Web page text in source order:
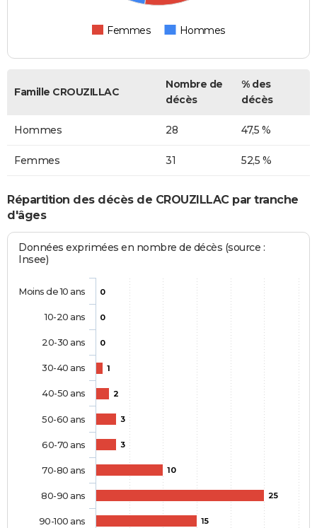
Femmes Hommes
Famille CROUZILLAC
Nombre de
décès
% des
décès
Hommes 28 47,5 %
Femmes 31 52,5 %
Répartition des décès de CROUZILLAC par tranche
d'âges
Données exprimées en nombre de décès (source :
Insee)
0
0
0
1
2
3
3
10
25
15
Moins de 10 ans
10-20 ans
20-30 ans
30-40 ans
40-50 ans
50-60 ans
60-70 ans
70-80 ans
80-90 ans
90-100 ans